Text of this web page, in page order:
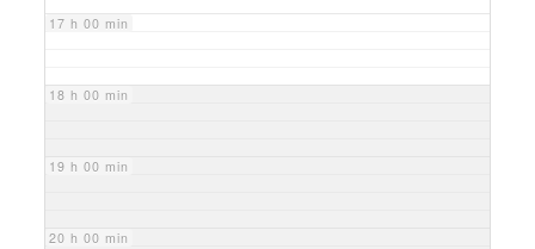
17 h 00 min
18 h 00 min
19 h 00 min
20 h 00 min